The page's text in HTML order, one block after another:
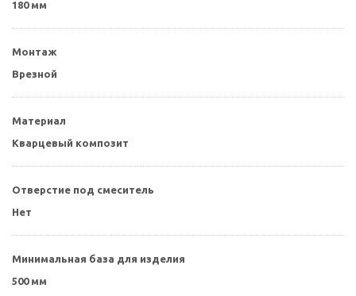
180 мм
Монтаж
Врезной
Материал
Кварцевый композит
Отверстие под смеситель
Нет
Минимальная база для изделия
500 мм